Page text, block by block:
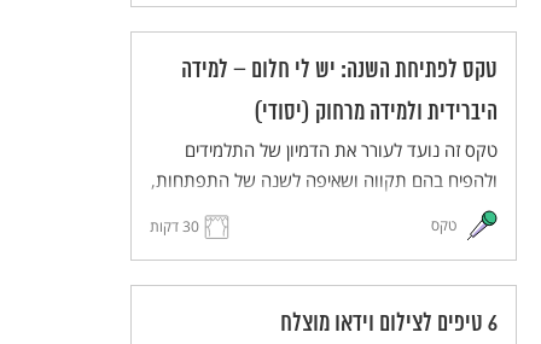
וללמידה היברידית.
טקס לפתיחת השנה: יש לי חלום – למידה
היברידית ולמידה מרחוק (יסודי)
טקס זה נועד לעורר את הדמיון של התלמידים
ולהפיח בהם תקווה ושאיפה לשנה של התפתחות,
יוזמה ועשייה. התלמידים והמורים יחלמו על העתיד
הרחוק ועל העתיד הקרוב, ישתפו זה את זה
וללמידה היברידית.
טקס 30 דקות
6 טיפים לצילום וידאו מוצלח